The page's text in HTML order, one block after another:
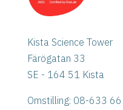
Kista Science Tower
Färögatan 33
SE - 164 51 Kista
Omstilling: 08-633